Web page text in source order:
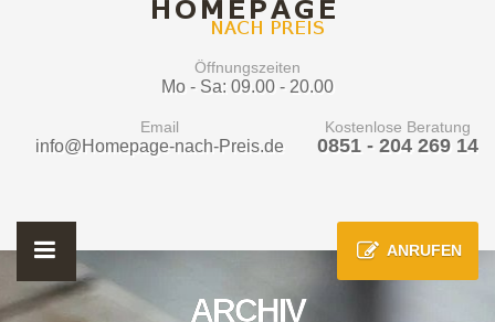
Öffnungszeiten
Mo - Sa: 09.00 - 20.00
Email
info@Homepage-nach-Preis.de
Kostenlose Beratung
0851 - 204 269 14
ANRUFEN
ARCHIV